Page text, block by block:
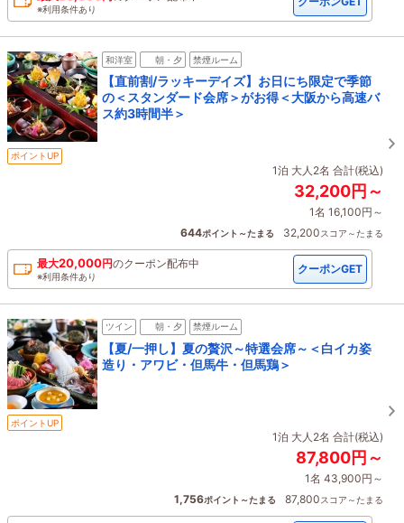
※利用条件あり
和洋室 朝・夕 禁煙ルーム
【直前割/ラッキーデイズ】お日にち限定で季節
の＜スタンダード会席＞がお得＜大阪から高速バ
ス約3時間半＞
ポイントUP
1泊 大人2名 合計(税込)
32,200円～
1名 16,100円～
644ポイント～たまる 32,200スコア～たまる
最大20,000円のクーポン配布中
※利用条件あり
クーポンGET
ツイン 朝・夕 禁煙ルーム
【夏/一押し】夏の贅沢～特選会席～＜白イカ姿
造り・アワビ・但馬牛・但馬鶏＞
ポイントUP
1泊 大人2名 合計(税込)
87,800円～
1名 43,900円～
1,756ポイント～たまる 87,800スコア～たまる